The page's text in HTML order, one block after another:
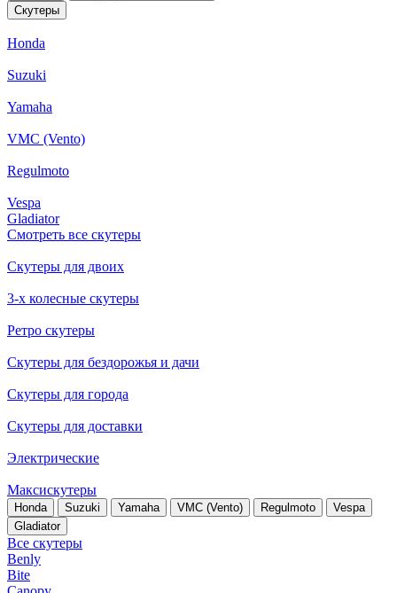
Скутеры
Honda
Suzuki
Yamaha
VMC (Vento)
Regulmoto
Vespa
Gladiator
Смотреть все скутеры
Скутеры для двоих
3-х колесные скутеры
Ретро скутеры
Скутеры для бездорожья и дачи
Скутеры для города
Скутеры для доставки
Электрические
Максискутеры
Honda Suzuki Yamaha VMC (Vento) Regulmoto
Vespa
Gladiator
Все скутеры
Benly
Bite